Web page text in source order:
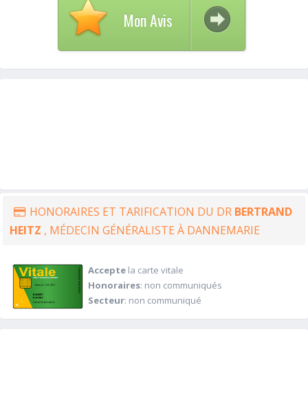
Mon Avis
HONORAIRES ET TARIFICATION DU DR BERTRAND
HEITZ , MÉDECIN GÉNÉRALISTE À DANNEMARIE
Acceptela carte vitale
Honoraires: non communiqués
Secteur: non communiqué